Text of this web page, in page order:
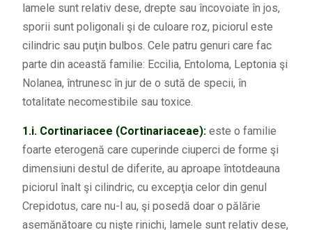
lamele sunt relativ dese, drepte sau încovoiate în jos,
sporii sunt poligonali şi de culoare roz, piciorul este
cilindric sau puţin bulbos. Cele patru genuri care fac
parte din această familie: Eccilia, Entoloma, Leptonia şi
Nolanea, întrunesc în jur de o sută de specii, în
totalitate necomestibile sau toxice.
1.i. Cortinariacee (Cortinariaceae):este o familie
foarte eterogenă care cuperinde ciuperci de forme şi
dimensiuni destul de diferite, au aproape întotdeauna
piciorul înalt şi cilindric, cu excepţia celor din genul
Crepidotus, care nu-l au, şi posedă doar o pălărie
asemănătoare cu nişte rinichi, lamele sunt relativ dese,